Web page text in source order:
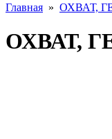
Главная » ОХВАТ,
ОХВАТ,